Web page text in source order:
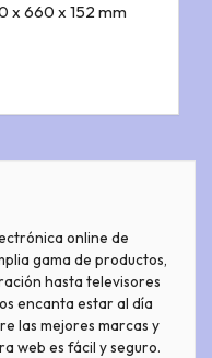
x 660 x 152 mm
online de
gama de productos,
hasta televisores
encanta estar al día
las mejores marcas y
web es fácil y seguro.